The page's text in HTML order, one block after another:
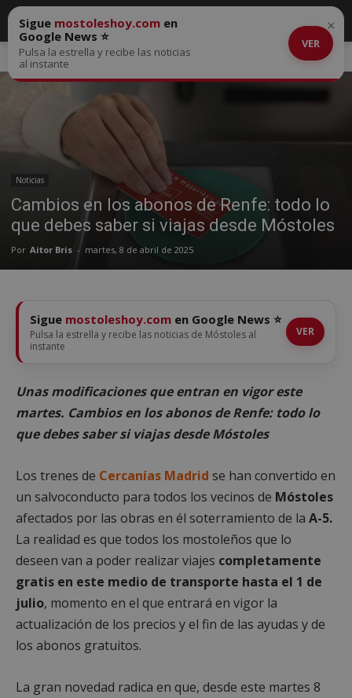
Inicio Noticias
Noticias
Cambios en los abonos de Renfe: todo lo
que debes saber si viajas desde Móstoles
Por Aitor Bris - martes, 8 de abril de 2025
Sigue mostoleshoy.com en
Google News ⭐
Pulsa la estrella y recibe las noticias
al instante
VER
×
Sigue mostoleshoy.com en Google News ⭐
Pulsa la estrella y recibe las noticias de Móstoles al
instante
VER
Unas modificaciones que entran en vigor este
martes. Cambios en los abonos de Renfe: todo lo
que debes saber si viajas desde Móstoles
Los trenes de Cercanías Madrid se han convertido en
un salvoconducto para todos los vecinos de Móstoles
afectados por las obras en él soterramiento de la A-5.
La realidad es que todos los mostoleños que lo
deseen van a poder realizar viajes completamente
gratis en este medio de transporte hasta el 1 de
julio, momento en el que entrará en vigor la
actualización de los precios y el fin de las ayudas y de
los abonos gratuitos.
La gran novedad radica en que, desde este martes 8